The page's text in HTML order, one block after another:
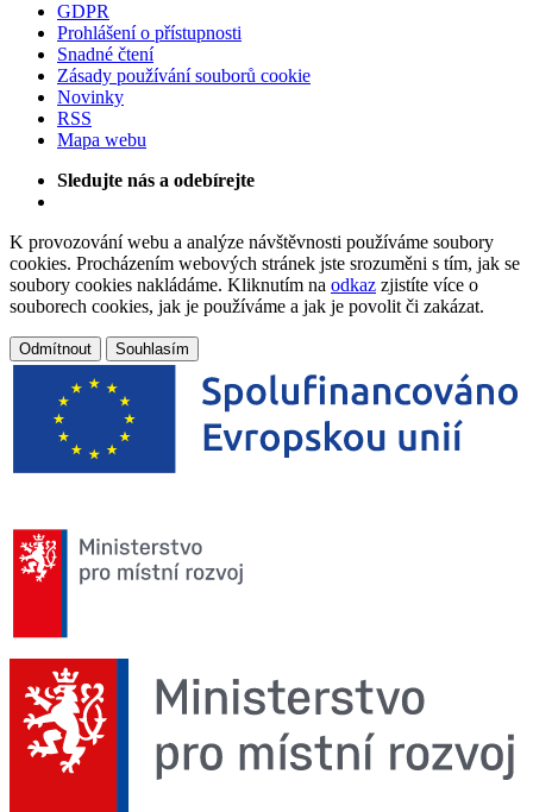
GDPR
Prohlášení o přístupnosti
Snadné čtení
Zásady používání souborů cookie
Novinky
RSS
Mapa webu
Sledujte nás a odebírejte
K provozování webu a analýze návštěvnosti používáme soubory
cookies. Procházením webových stránek jste srozuměni s tím, jak se
soubory cookies nakládáme. Kliknutím na odkaz zjistíte více o
souborech cookies, jak je používáme a jak je povolit či zakázat.
Odmítnout Souhlasím